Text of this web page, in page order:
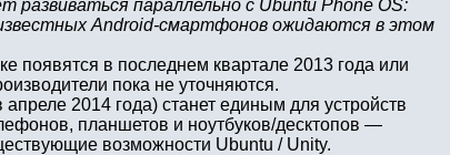
развиваться параллельно с Ubuntu Phone OS:
Android-смартфонов ожидаются в этом
появятся в последнем квартале 2013 года или
пока не уточняются.
2014 года) станет единым для устройств
планшетов и ноутбуков/десктопов —
возможности Ubuntu / Unity.